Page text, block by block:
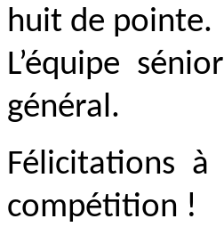
huit de pointe.
L’équipe
général.
Félicitations
compétition !